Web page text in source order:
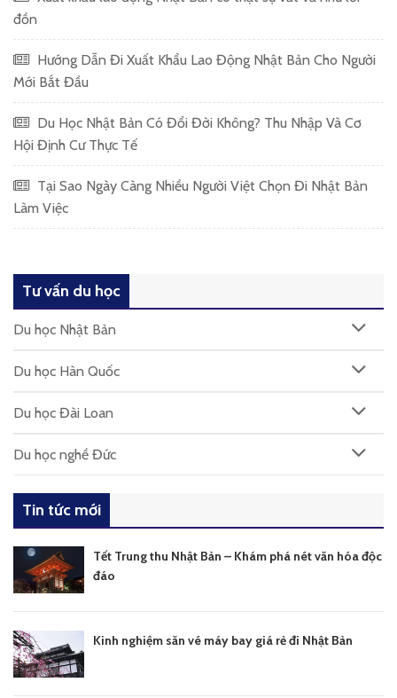
đồn
Hướng Dẫn Đi Xuất Khẩu Lao Động Nhật Bản Cho Người
Mới Bắt Đầu
Du Học Nhật Bản Có Đổi Đời Không? Thu Nhập Và Cơ
Hội Định Cư Thực Tế
Tại Sao Ngày Càng Nhiều Người Việt Chọn Đi Nhật Bản
Làm Việc
Tư vấn du học
Du học Nhật Bản
Du học Hàn Quốc
Du học Đài Loan
Du học nghề Đức
Tin tức mới
Tết Trung thu Nhật Bản – Khám phá nét văn hóa độc
đáo
Kinh nghiệm săn vé máy bay giá rẻ đi Nhật Bản